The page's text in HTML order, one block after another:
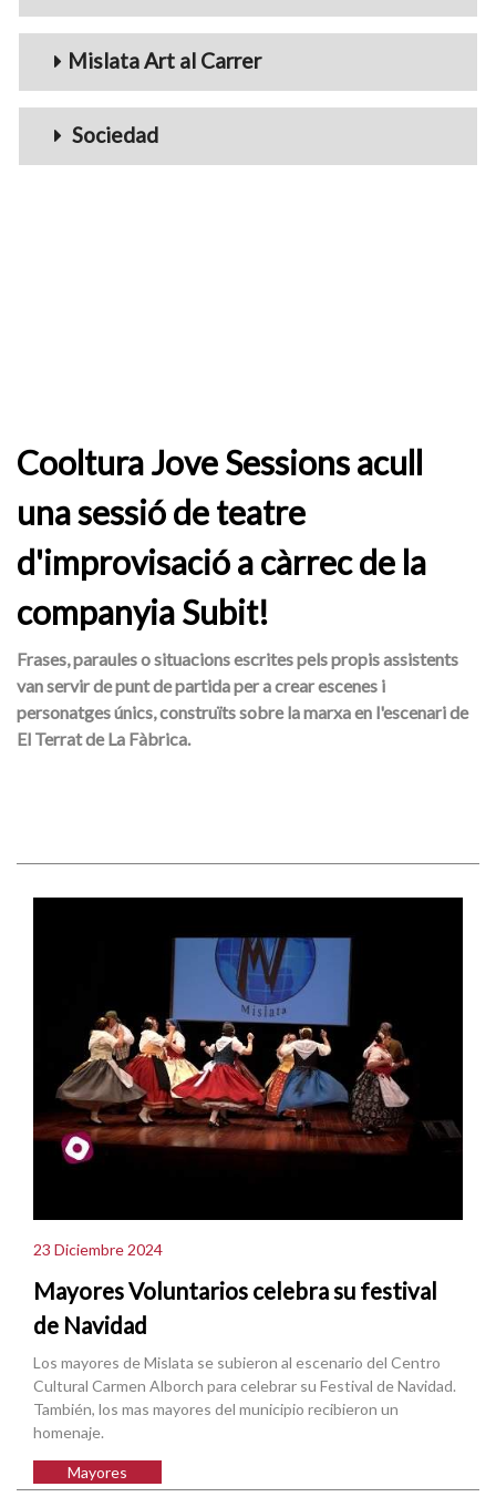
Mislata Art al Carrer
Sociedad
Cooltura Jove Sessions acull
una sessió de teatre
d'improvisació a càrrec de la
companyia Subit!
Frases, paraules o situacions escrites pels propis assistents
van servir de punt de partida per a crear escenes i
personatges únics, construïts sobre la marxa en l'escenari de
El Terrat de La Fàbrica.
23 Diciembre 2024
Mayores Voluntarios celebra su festival
de Navidad
Los mayores de Mislata se subieron al escenario del Centro
Cultural Carmen Alborch para celebrar su Festival de Navidad.
También, los mas mayores del municipio recibieron un
homenaje.
Mayores